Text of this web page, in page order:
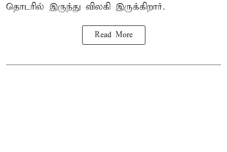
தொடரில் இருந்து விலகி இருக்கிறார்.
Read More